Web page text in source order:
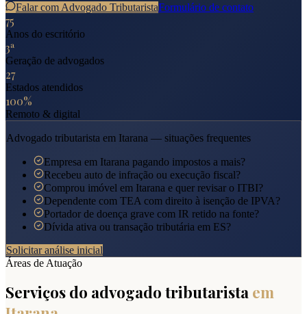
Falar com Advogado TributaristaFormulário de contato
75
Anos do escritório
3ª
Geração de advogados
27
Estados atendidos
100%
Remoto & digital
Advogado tributarista em Itarana — situações frequentes
Empresa em Itarana pagando impostos a mais?
Recebeu auto de infração ou execução fiscal?
Comprou imóvel em Itarana e quer revisar o ITBI?
Dependente com TEA com direito à isenção de IPVA?
Portador de doença grave com IR retido na fonte?
Dívida ativa ou transação tributária em ES?
Solicitar análise inicial
Áreas de Atuação
Serviços do advogado tributarista em